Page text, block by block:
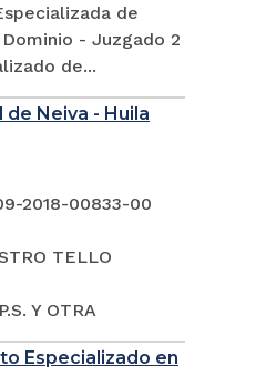
de
- Juzgado 2
de...
de Neiva - Huila
2018-00833-00
TELLO
Y OTRA
Especializado en